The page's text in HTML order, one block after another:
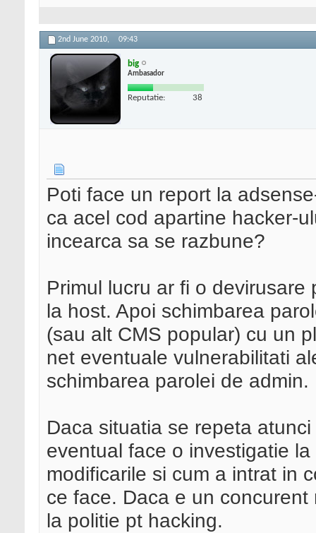
2nd June 2010, 09:43
big
Ambasador
Reputatie: 38
Poti face un report la
ca acel cod apartine hacker-
incearca sa se razbune?
Primul lucru ar fi o
la host. Apoi schimbarea
(sau alt CMS popular) cu un
net eventuale vulnerabilitati
schimbarea parolei de admin.
Daca situatia se repeta
eventual face o investigatie
modificarile si cum a intrat in
ce face. Daca e un
la politie pt hacking.